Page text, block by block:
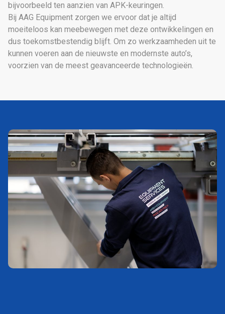
bijvoorbeeld ten aanzien van APK-keuringen.
Bij AAG Equipment zorgen we ervoor dat je altijd
moeiteloos kan meebewegen met deze ontwikkelingen en
dus toekomstbestendig blijft. Om zo werkzaamheden uit te
kunnen voeren aan de nieuwste en modernste auto’s,
voorzien van de meest geavanceerde technologieën.